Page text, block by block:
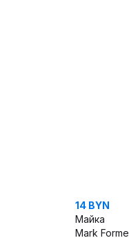
14 BYN
Майка
Mark